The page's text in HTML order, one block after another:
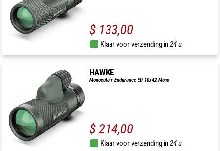
$ 133,00
Klaar voor verzending in24 u
HAWKE
Monoculair Endurance ED 10x42 Mono
$ 214,00
Klaar voor verzending in24 u